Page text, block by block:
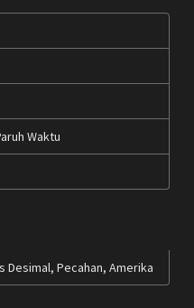
Waktu
Pecahan, Amerika